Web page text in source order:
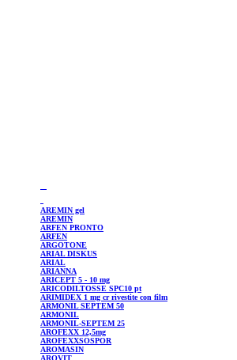
AREMIN gel
AREMIN
ARFEN PRONTO
ARFEN
ARGOTONE
ARIALDISKUS
ARIAL
ARIANNA
ARICEPT 5 - 10 mg
ARICODILTOSSE SPC10 pt
ARIMIDEX 1 mg cr rivestite con film
ARMONILSEPTEM 50
ARMONIL
ARMONIL-SEPTEM 25
AROFEXX 12,5mg
AROFEXXSOSPOR
AROMASIN
AROVIT